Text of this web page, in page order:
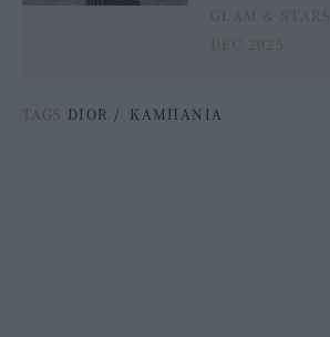
GLAM & STARS
DEC 2025
TAGS DIOR / ΚΑΜΠΑΝΙΑ